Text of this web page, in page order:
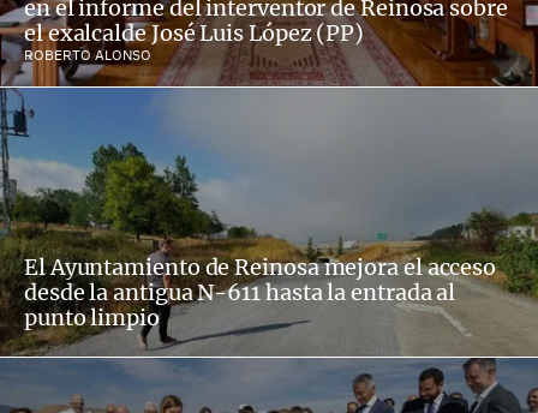
en el informe del interventor de Reinosa sobre
el exalcalde José Luis López (PP)
ROBERTO ALONSO
El Ayuntamiento de Reinosa mejora el acceso
desde la antigua N-611 hasta la entrada al
punto limpio